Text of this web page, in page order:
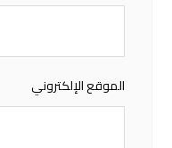
الموقع الإلكتروني